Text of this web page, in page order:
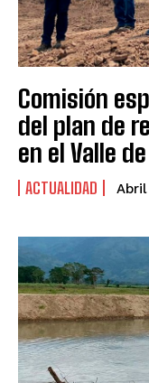
Comisión
del plan de
en el Valle
ACTUALIDAD Abril